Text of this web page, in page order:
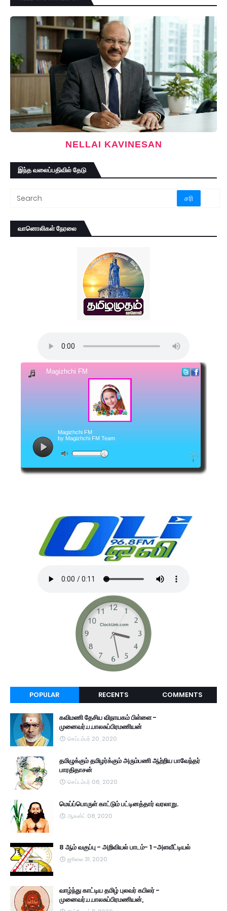
NELLAI KAVINESAN
இந்த வலைப்பதிவில் தேடு
வானொலிகள் நேரலை
POPULAR RECENTS COMMENTS
கவிமணி தேசிய விநாயகம் பிள்ளை -
முனைவர்.ப.பாலசுப்பிரமணியன்
செப்டம்பர் 20, 2020
தமிழுக்கும் தமிழர்க்கும் அரும்பணி ஆற்றிய பாவேந்தர்
பாரதிதாசன்
செப்டம்பர் 06, 2020
மெய்ப்பொருள் காட்டும் பட்டினத்தார் வரலாறு.
ஆகஸ்ட் 08, 2020
8 ஆம் வகுப்பு - அறிவியல் பாடம்- 1 -அளவீட்டியல்
ஜூலை 31, 2020
வாழ்ந்து காட்டிய தமிழ் புலவர் கபிலர் -
முனைவர்.ப.பாலசுப்பிரமணியன்,